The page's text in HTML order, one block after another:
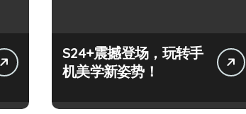
S24+震撼登场，玩转手
机美学新姿势！